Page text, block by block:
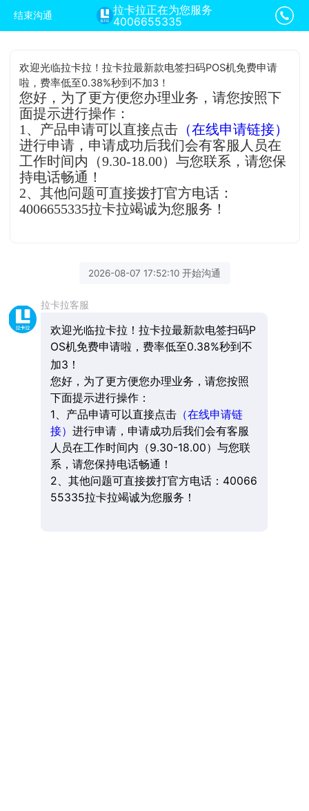
结束沟通
拉卡拉正在为您服务
4006655335
欢迎光临拉卡拉！拉卡拉最新款电签扫码POS机免费申请
啦，费率低至0.38%秒到不加3！
您好，为了更方便您办理业务，请您按照下
面提示进行操作：
1、产品申请可以直接点击 （在线申请链接）
进行申请，申请成功后我们会有客服人员在
工作时间内（9.30-18.00）与您联系，请您保
持电话畅通！
2、其他问题可直接拨打官方电话：
4006655335拉卡拉竭诚为您服务！
2026-08-07 17:52:10 开始沟通
拉卡拉客服
欢迎光临拉卡拉！拉卡拉最新款电签扫码P
OS机免费申请啦，费率低至0.38%秒到不
加3！
您好，为了更方便您办理业务，请您按照
下面提示进行操作：
1、产品申请可以直接点击（在线申请链
接） 进行申请，申请成功后我们会有客服
人员在工作时间内（9.30-18.00）与您联
系，请您保持电话畅通！
2、其他问题可直接拨打官方电话：40066
55335拉卡拉竭诚为您服务！